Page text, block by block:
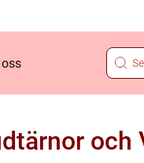
och